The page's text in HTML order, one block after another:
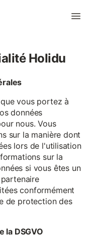
Holidu
vous portez à
données
nous. Vous
sur la manière dont
lors de l'utilisation
sur la
si vous êtes un
conformément
de protection des
la DSGVO